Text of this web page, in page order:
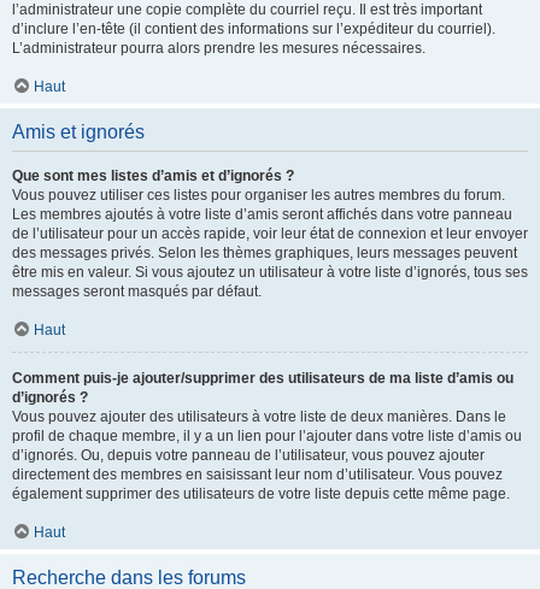
l’administrateur une copie complète du courriel reçu. Il est très important
d’inclure l’en-tête (il contient des informations sur l’expéditeur du courriel).
L’administrateur pourra alors prendre les mesures nécessaires.
Haut
Amis et ignorés
Que sont mes listes d’amis et d’ignorés ?
Vous pouvez utiliser ces listes pour organiser les autres membres du forum.
Les membres ajoutés à votre liste d’amis seront affichés dans votre panneau
de l’utilisateur pour un accès rapide, voir leur état de connexion et leur envoyer
des messages privés. Selon les thèmes graphiques, leurs messages peuvent
être mis en valeur. Si vous ajoutez un utilisateur à votre liste d’ignorés, tous ses
messages seront masqués par défaut.
Haut
Comment puis-je ajouter/supprimer des utilisateurs de ma liste d’amis ou
d’ignorés ?
Vous pouvez ajouter des utilisateurs à votre liste de deux manières. Dans le
profil de chaque membre, il y a un lien pour l’ajouter dans votre liste d’amis ou
d’ignorés. Ou, depuis votre panneau de l’utilisateur, vous pouvez ajouter
directement des membres en saisissant leur nom d’utilisateur. Vous pouvez
également supprimer des utilisateurs de votre liste depuis cette même page.
Haut
Recherche dans les forums